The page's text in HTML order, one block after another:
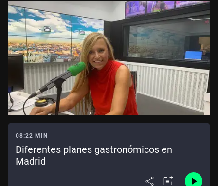
08:22 MIN
Diferentes planes gastronómicos en
Madrid